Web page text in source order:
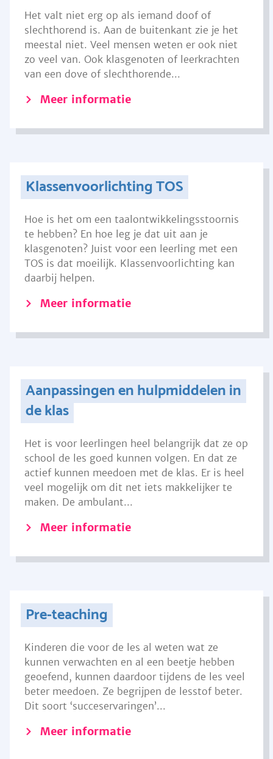
Het valt niet erg op als iemand doof of
slechthorend is. Aan de buitenkant zie je het
meestal niet. Veel mensen weten er ook niet
zo veel van. Ook klasgenoten of leerkrachten
van een dove of slechthorende...
Meer informatie
Klassenvoorlichting TOS
Hoe is het om een taalontwikkelingsstoornis
te hebben? En hoe leg je dat uit aan je
klasgenoten? Juist voor een leerling met een
TOS is dat moeilijk. Klassenvoorlichting kan
daarbij helpen.
Meer informatie
Aanpassingen en hulpmiddelen in
de klas
Het is voor leerlingen heel belangrijk dat ze op
school de les goed kunnen volgen. En dat ze
actief kunnen meedoen met de klas. Er is heel
veel mogelijk om dit net iets makkelijker te
maken. De ambulant...
Meer informatie
Pre-teaching
Kinderen die voor de les al weten wat ze
kunnen verwachten en al een beetje hebben
geoefend, kunnen daardoor tijdens de les veel
beter meedoen. Ze begrijpen de lesstof beter.
Dit soort ‘succeservaringen’...
Meer informatie